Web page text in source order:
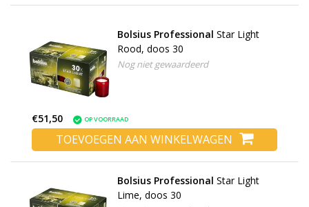
Bolsius Professional Star Light
Rood, doos 30
Nog niet gewaardeerd
€51,50 OP VOORRAAD
TOEVOEGEN AAN WINKELWAGEN
Bolsius Professional Star Light
Lime, doos 30